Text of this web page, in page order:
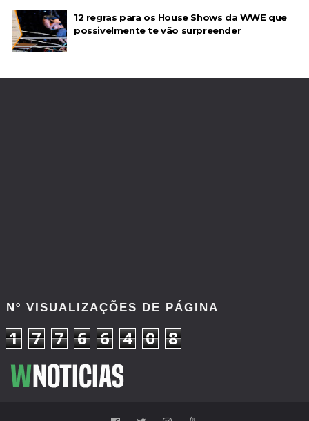
12 regras para os House Shows da WWE que
possivelmente te vão surpreender
Nº VISUALIZAÇÕES DE PÁGINA
1 7 7 6 6 4 0 8